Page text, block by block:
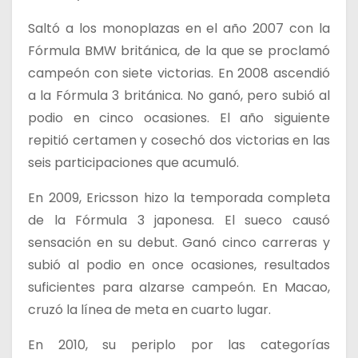
Saltó a los monoplazas en el año 2007 con la
Fórmula BMW británica, de la que se proclamó
campeón con siete victorias. En 2008 ascendió
a la Fórmula 3 británica. No ganó, pero subió al
podio en cinco ocasiones. El año siguiente
repitió certamen y cosechó dos victorias en las
seis participaciones que acumuló.
En 2009, Ericsson hizo la temporada completa
de la Fórmula 3 japonesa. El sueco causó
sensación en su debut. Ganó cinco carreras y
subió al podio en once ocasiones, resultados
suficientes para alzarse campeón. En Macao,
cruzó la línea de meta en cuarto lugar.
En 2010, su periplo por las categorías